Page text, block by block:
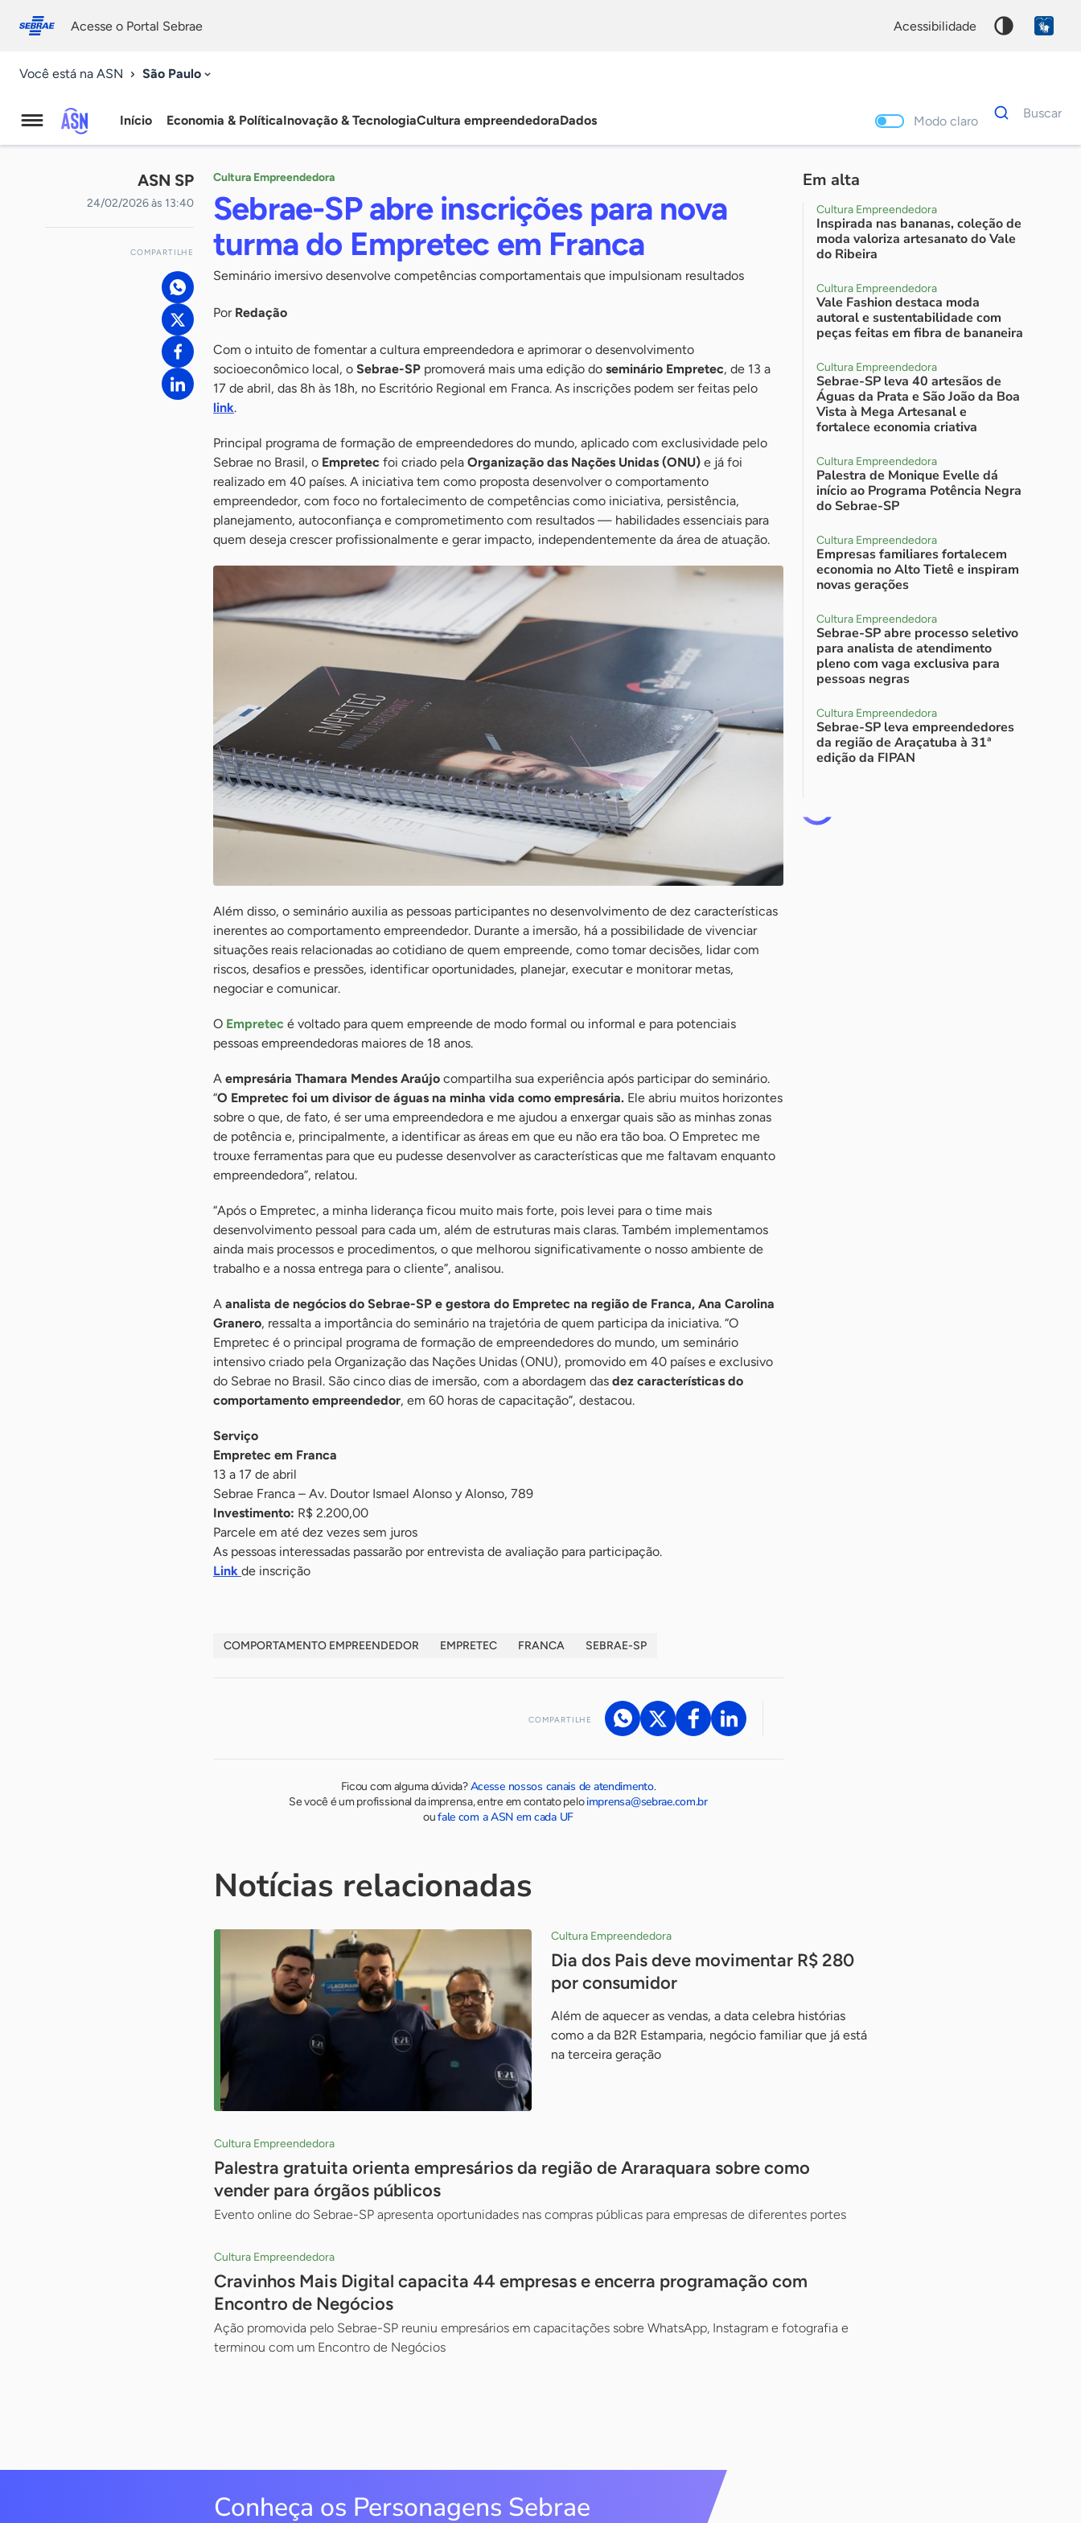
conosco
Acesse o Portal Sebrae acessibilidade
Você está na ASN São Paulo
Agência
Sebrae
de
Notícias
Início Economia & PolíticaInovação & TecnologiaCultura empreendedoraDados Modo claro
Dados
para
Buscar
ASN SP
24/02/2026 às 13:40
COMPARTILHE
Cultura Empreendedora
Sebrae-SP abre inscrições para nova
turma do Empretec em Franca
Seminário imersivo desenvolve competências comportamentais que impulsionam resultados
Por Redação
Com o intuito de fomentar a cultura empreendedora e aprimorar o desenvolvimento
socioeconômico local, o Sebrae-SP promoverá mais uma edição do seminário Empretec, de 13 a
17 de abril, das 8h às 18h, no Escritório Regional em Franca. As inscrições podem ser feitas pelo
link.
Principal programa de formação de empreendedores do mundo, aplicado com exclusividade pelo
Sebrae no Brasil, o Empretec foi criado pela Organização das Nações Unidas (ONU) e já foi
realizado em 40 países. A iniciativa tem como proposta desenvolver o comportamento
empreendedor, com foco no fortalecimento de competências como iniciativa, persistência,
planejamento, autoconfiança e comprometimento com resultados — habilidades essenciais para
quem deseja crescer profissionalmente e gerar impacto, independentemente da área de atuação.
Além disso, o seminário auxilia as pessoas participantes no desenvolvimento de dez características
inerentes ao comportamento empreendedor. Durante a imersão, há a possibilidade de vivenciar
situações reais relacionadas ao cotidiano de quem empreende, como tomar decisões, lidar com
riscos, desafios e pressões, identificar oportunidades, planejar, executar e monitorar metas,
negociar e comunicar.
O Empretec é voltado para quem empreende de modo formal ou informal e para potenciais
pessoas empreendedoras maiores de 18 anos.
A empresária Thamara Mendes Araújo compartilha sua experiência após participar do seminário.
“O Empretec foi um divisor de águas na minha vida como empresária. Ele abriu muitos horizontes
sobre o que, de fato, é ser uma empreendedora e me ajudou a enxergar quais são as minhas zonas
de potência e, principalmente, a identificar as áreas em que eu não era tão boa. O Empretec me
trouxe ferramentas para que eu pudesse desenvolver as características que me faltavam enquanto
empreendedora”, relatou.
“Após o Empretec, a minha liderança ficou muito mais forte, pois levei para o time mais
desenvolvimento pessoal para cada um, além de estruturas mais claras. Também implementamos
ainda mais processos e procedimentos, o que melhorou significativamente o nosso ambiente de
trabalho e a nossa entrega para o cliente”, analisou.
A analista de negócios do Sebrae-SP e gestora do Empretec na região de Franca, Ana Carolina
Granero, ressalta a importância do seminário na trajetória de quem participa da iniciativa. “O
Empretec é o principal programa de formação de empreendedores do mundo, um seminário
intensivo criado pela Organização das Nações Unidas (ONU), promovido em 40 países e exclusivo
do Sebrae no Brasil. São cinco dias de imersão, com a abordagem das dez características do
comportamento empreendedor, em 60 horas de capacitação”, destacou.
Serviço
Empretec em Franca
13 a 17 de abril
Sebrae Franca – Av. Doutor Ismael Alonso y Alonso, 789
Investimento: R$ 2.200,00
Parcele em até dez vezes sem juros
As pessoas interessadas passarão por entrevista de avaliação para participação.
Link de inscrição
COMPORTAMENTO EMPREENDEDOR EMPRETEC FRANCA SEBRAE-SP
COMPARTILHE
Ficou com alguma dúvida?Acesse nossos canais de atendimento.
Se você é um profissional da imprensa, entre em contato peloimprensa@sebrae.com.br
oufale com a ASN em cada UF
Em alta
Cultura Empreendedora
Inspirada nas bananas, coleção de
moda valoriza artesanato do Vale
do Ribeira
Cultura Empreendedora
Vale Fashion destaca moda
autoral e sustentabilidade com
peças feitas em fibra de bananeira
Cultura Empreendedora
Sebrae-SP leva 40 artesãos de
Águas da Prata e São João da Boa
Vista à Mega Artesanal e
fortalece economia criativa
Cultura Empreendedora
Palestra de Monique Evelle dá
início ao Programa Potência Negra
do Sebrae-SP
Cultura Empreendedora
Empresas familiares fortalecem
economia no Alto Tietê e inspiram
novas gerações
Cultura Empreendedora
Sebrae-SP abre processo seletivo
para analista de atendimento
pleno com vaga exclusiva para
pessoas negras
Cultura Empreendedora
Sebrae-SP leva empreendedores
da região de Araçatuba à 31ª
edição da FIPAN
Notícias relacionadas
Cultura Empreendedora
Dia dos Pais deve movimentar R$ 280
por consumidor
Além de aquecer as vendas, a data celebra histórias
como a da B2R Estamparia, negócio familiar que já está
na terceira geração
Cultura Empreendedora
Palestra gratuita orienta empresários da região de Araraquara sobre como
vender para órgãos públicos
Evento online do Sebrae-SP apresenta oportunidades nas compras públicas para empresas de diferentes portes
Cultura Empreendedora
Cravinhos Mais Digital capacita 44 empresas e encerra programação com
Encontro de Negócios
Ação promovida pelo Sebrae-SP reuniu empresários em capacitações sobre WhatsApp, Instagram e fotografia e
terminou com um Encontro de Negócios
Conheça os Personagens Sebrae